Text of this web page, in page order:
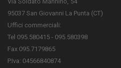
95037 San Giovanni La Punta (CT)
Uffici commerciali:
Tel 095.580415 - 095.580398
Fax 095.7179865
P.Iva: 04566840874